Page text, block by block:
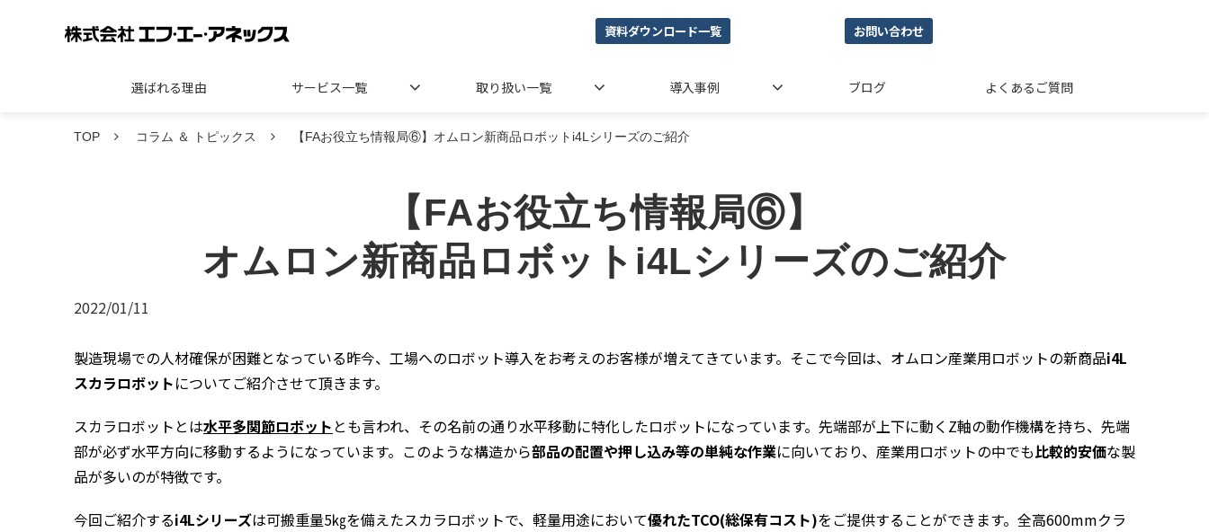
資料ダウンロード一覧 お問い合わせ
選ばれる理由 サービス一覧 取り扱い一覧 導入事例 ブログ よくあるご質問
TOP コラム ＆ トピックス 【FAお役立ち情報局⑥】オムロン新商品ロボットi4Lシリーズのご紹介
【FAお役立ち情報局⑥】
オムロン新商品ロボットi4Lシリーズのご紹介
2022/01/11
製造現場での人材確保が困難となっている昨今、工場へのロボット導入をお考えのお客様が増えてきています。そこで今回は、オムロン産業用ロボットの新商品i4L
スカラロボットについてご紹介させて頂きます。
スカラロボットとは水平多関節ロボット とも言われ、その名前の通り水平移動に特化したロボットになっています。先端部が上下に動く Z軸の動作機構を持ち、先端
部が必ず水平方向に移動するようになっています。このような構造から部品の配置や押し込み等の単純な作業に向いており、産業用ロボットの中でも比較的安価な製
品が多いのが特徴です。
今回ご紹介するi4Lシリーズは可搬重量5㎏を備えたスカラロボットで、軽量用途において優れたTCO(総保有コスト)をご提供することができます。全高600mmクラ